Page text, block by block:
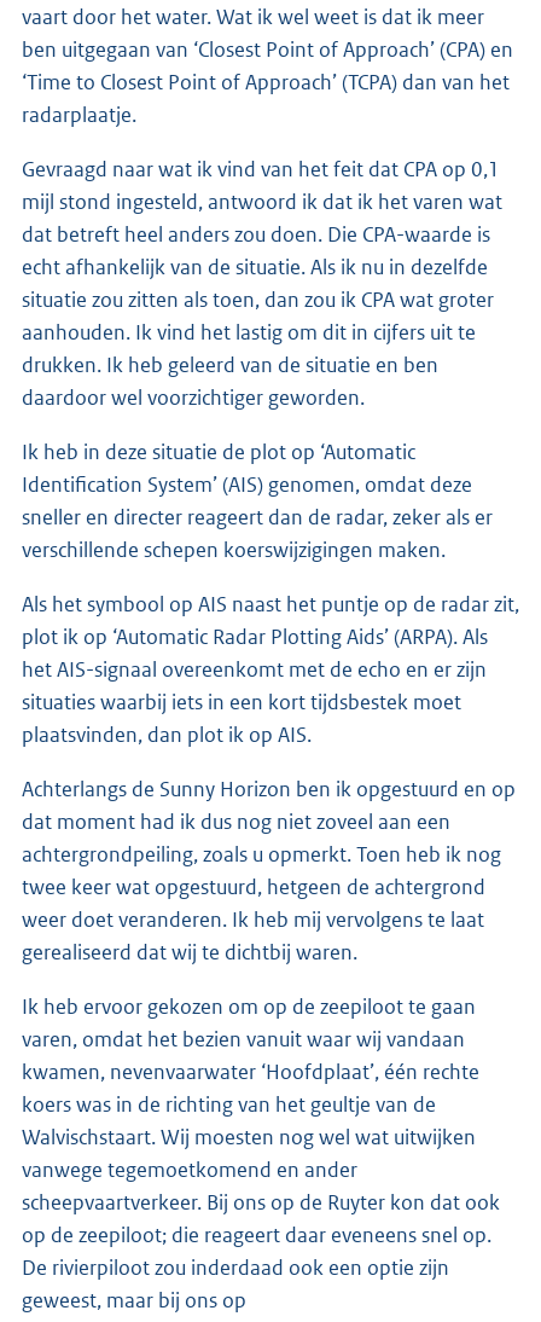
vaart door het water. Wat ik wel weet is dat ik meer
ben uitgegaan van ‘Closest Point of Approach’ (CPA) en
‘Time to Closest Point of Approach’ (TCPA) dan van het
radarplaatje.
Gevraagd naar wat ik vind van het feit dat CPA op 0,1
mijl stond ingesteld, antwoord ik dat ik het varen wat
dat betreft heel anders zou doen. Die CPA-waarde is
echt afhankelijk van de situatie. Als ik nu in dezelfde
situatie zou zitten als toen, dan zou ik CPA wat groter
aanhouden. Ik vind het lastig om dit in cijfers uit te
drukken. Ik heb geleerd van de situatie en ben
daardoor wel voorzichtiger geworden.
Ik heb in deze situatie de plot op ‘Automatic
Identification System’ (AIS) genomen, omdat deze
sneller en directer reageert dan de radar, zeker als er
verschillende schepen koerswijzigingen maken.
Als het symbool op AIS naast het puntje op de radar zit,
plot ik op ‘Automatic Radar Plotting Aids’ (ARPA). Als
het AIS-signaal overeenkomt met de echo en er zijn
situaties waarbij iets in een kort tijdsbestek moet
plaatsvinden, dan plot ik op AIS.
Achterlangs de Sunny Horizon ben ik opgestuurd en op
dat moment had ik dus nog niet zoveel aan een
achtergrondpeiling, zoals u opmerkt. Toen heb ik nog
twee keer wat opgestuurd, hetgeen de achtergrond
weer doet veranderen. Ik heb mij vervolgens te laat
gerealiseerd dat wij te dichtbij waren.
Ik heb ervoor gekozen om op de zeepiloot te gaan
varen, omdat het bezien vanuit waar wij vandaan
kwamen, nevenvaarwater ‘Hoofdplaat’, één rechte
koers was in de richting van het geultje van de
Walvischstaart. Wij moesten nog wel wat uitwijken
vanwege tegemoetkomend en ander
scheepvaartverkeer. Bij ons op de Ruyter kon dat ook
op de zeepiloot; die reageert daar eveneens snel op.
De rivierpiloot zou inderdaad ook een optie zijn
geweest, maar bij ons op